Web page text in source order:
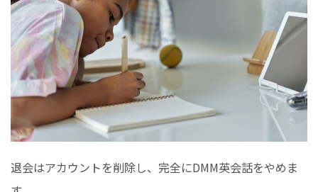
退会はアカウントを削除し、完全にDMM英会話をやめま